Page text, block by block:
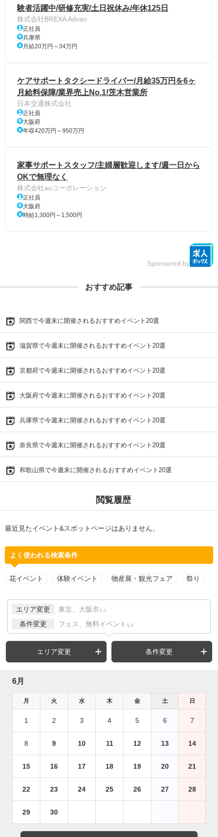
験者活躍中/研修充実/土日祝休み/年休125日
株式会社BREXA Advan
正社員
兵庫県
月給20万円～34万円
ケアサポートタクシードライバー/月給35万円を6ヶ
月給料保障/業界売上No.1!茨木営業所
日本交通株式会社
正社員
大阪府
年収420万円～950万円
家事サポートスタッフ/主婦層歓迎します/週一日から
OKで無理なく
株式会社auコーポレーション
正社員
大阪府
時給1,300円～1,500円
Sponsored by
おすすめ記事
関西で今週末に開催されるおすすめイベント20選
滋賀県で今週末に開催されるおすすめイベント20選
京都府で今週末に開催されるおすすめイベント20選
大阪府で今週末に開催されるおすすめイベント20選
兵庫県で今週末に開催されるおすすめイベント20選
奈良県で今週末に開催されるおすすめイベント20選
和歌山県で今週末に開催されるおすすめイベント20選
閲覧履歴
最近見たイベント&スポットページはありません。
よく使われる検索条件
花イベント 体験イベント 物産展・観光フェア 祭り
エリア変更 東京、大阪市 など
条件変更 フェス、無料イベント など
エリア変更 条件変更
6月
月 火 水 木 金 土 日
1 2 3 4 5 6 7
8 9 10 11 12 13 14
15 16 17 18 19 20 21
22 23 24 25 26 27 28
29 30